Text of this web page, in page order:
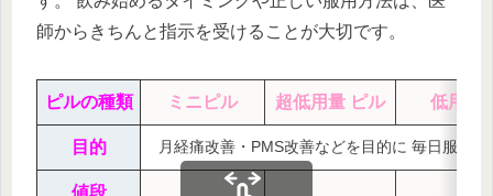
師からきちんと指示を受けることが大切です。
ピルの種類 ミニピル 超低用量 ピル 低用量
目的 月経痛改善・PMS改善などを目的に 毎日服用す
値段